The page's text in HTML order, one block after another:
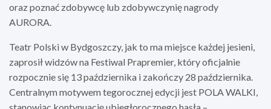
oraz poznać zdobywcę lub zdobywczynię nagrody
AURORA.
Teatr Polski w Bydgoszczy, jak to ma miejsce każdej jesieni,
zaprosił widzów na Festiwal Prapremier, który oficjalnie
rozpocznie się 13 października i zakończy 28 października.
Centralnym motywem tegorocznej edycji jest POLA WALKI,
stanowiąc kontynuację ubiegłorocznego hasła –